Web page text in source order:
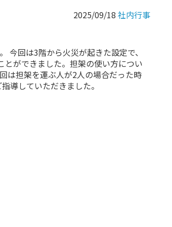
2025/09/18 社内行事
今回は3階から火災が起きた設定で、
ができました。担架の使い方につい
は担架を運ぶ人が2人の場合だった時
導していただきました。